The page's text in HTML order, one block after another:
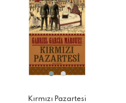
Kırmızı Pazartesi